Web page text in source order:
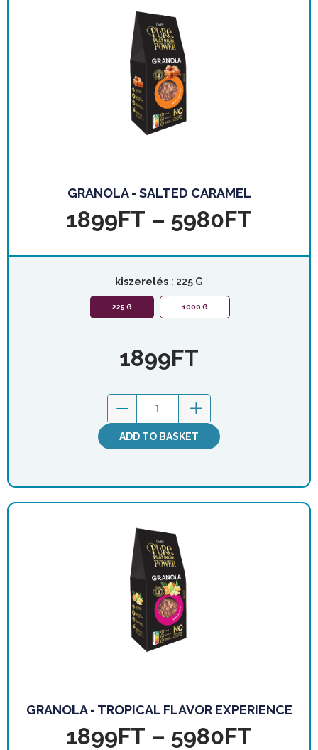
GRANOLA - SALTED CARAMEL
1899FT – 5980FT
kiszerelés : 225 G
225 G 1000 G
1899FT
ADD TO BASKET
GRANOLA - TROPICAL FLAVOR EXPERIENCE
1899FT – 5980FT